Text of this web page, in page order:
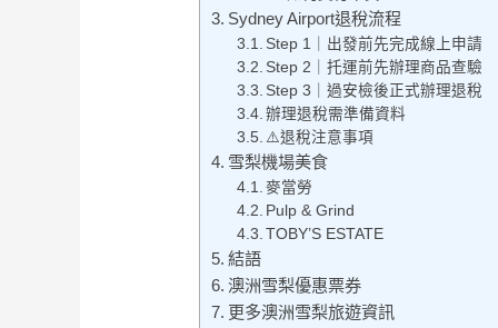
Sydney Airport退稅流程
Step 1｜出發前先完成線上申請
Step 2｜托運前先辦理商品查驗
Step 3｜過安檢後正式辦理退稅
辦理退稅需準備資料
⚠️退稅注意事項
雪梨機場美食
麥當勞
Pulp & Grind
TOBY’S ESTATE
結語
澳洲雪梨優惠票券
更多澳洲雪梨旅遊資訊